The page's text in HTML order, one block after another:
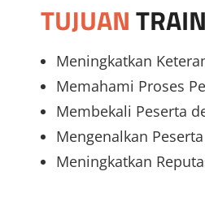
TUJUAN
Meningkatkan
Memahami Proses
Membekali Peserta
Mengenalkan
Meningkatkan